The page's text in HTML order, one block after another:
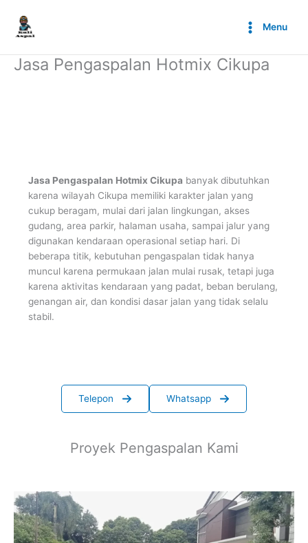
konten
Menu
Jasa Pengaspalan Hotmix Cikupa
Jasa Pengaspalan Hotmix Cikupa banyak dibutuhkan
karena wilayah Cikupa memiliki karakter jalan yang
cukup beragam, mulai dari jalan lingkungan, akses
gudang, area parkir, halaman usaha, sampai jalur yang
digunakan kendaraan operasional setiap hari. Di
beberapa titik, kebutuhan pengaspalan tidak hanya
muncul karena permukaan jalan mulai rusak, tetapi juga
karena aktivitas kendaraan yang padat, beban berulang,
genangan air, dan kondisi dasar jalan yang tidak selalu
stabil.
Telepon Whatsapp
Proyek Pengaspalan Kami